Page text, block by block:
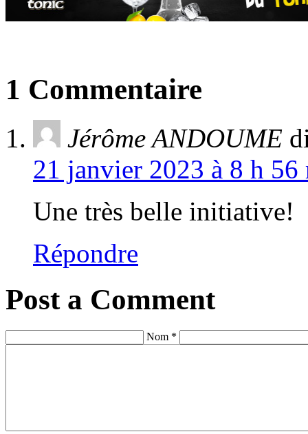
1 Commentaire
Jérôme ANDOUME
21 janvier 2023 à 8 h
Une très belle initiative!
Répondre
Post a Comment
Nom *